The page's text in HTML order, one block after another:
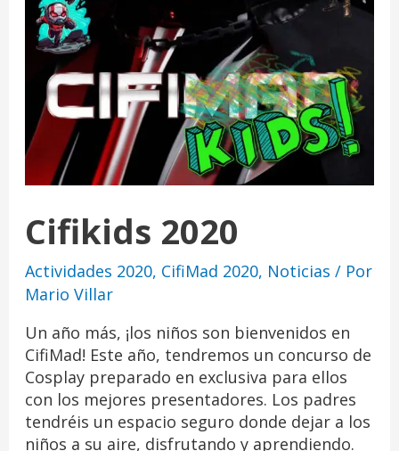
Cifikids 2020
Actividades 2020, CifiMad 2020, Noticias / Por
Mario Villar
Un año más, ¡los niños son bienvenidos en
CifiMad! Este año, tendremos un concurso de
Cosplay preparado en exclusiva para ellos
con los mejores presentadores. Los padres
tendréis un espacio seguro donde dejar a los
niños a su aire, disfrutando y aprendiendo.